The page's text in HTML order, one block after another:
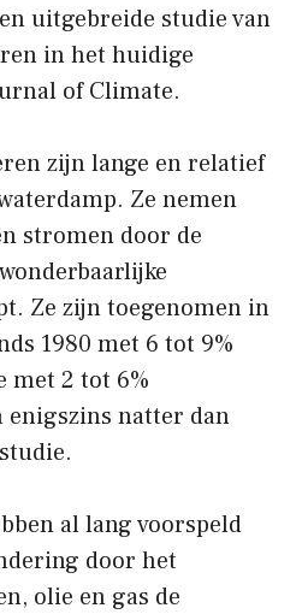
uitgebreide studie van
in het huidige
of Climate.
zijn lange en relatief
Ze nemen
stromen door de
Ze zijn toegenomen in
1980 met 6 tot 9%
met 2 tot 6%
enigszins natter dan
al lang voorspeld
door het
olie en gas de